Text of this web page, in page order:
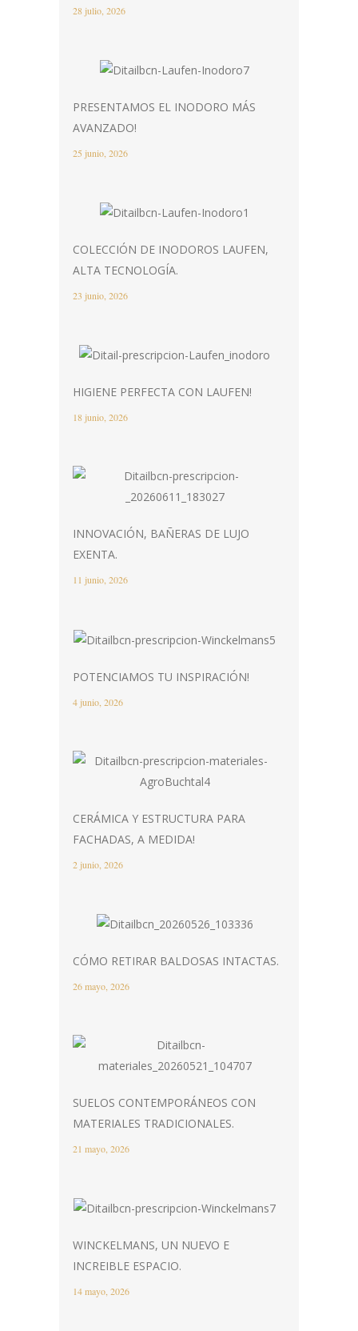
28 julio, 2026
PRESENTAMOS EL INODORO MÁS
AVANZADO!
25 junio, 2026
COLECCIÓN DE INODOROS LAUFEN,
ALTA TECNOLOGÍA.
23 junio, 2026
HIGIENE PERFECTA CON LAUFEN!
18 junio, 2026
INNOVACIÓN, BAÑERAS DE LUJO
EXENTA.
11 junio, 2026
POTENCIAMOS TU INSPIRACIÓN!
4 junio, 2026
CERÁMICA Y ESTRUCTURA PARA
FACHADAS, A MEDIDA!
2 junio, 2026
CÓMO RETIRAR BALDOSAS INTACTAS.
26 mayo, 2026
SUELOS CONTEMPORÁNEOS CON
MATERIALES TRADICIONALES.
21 mayo, 2026
WINCKELMANS, UN NUEVO E
INCREIBLE ESPACIO.
14 mayo, 2026